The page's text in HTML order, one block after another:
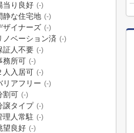
当り良好 (-)
静な住宅地 (-)
ザイナーズ (-)
ノベーション済 (-)
証人不要 (-)
務所可 (-)
人入居可 (-)
リアフリー (-)
割可 (-)
譲タイプ (-)
理人常駐 (-)
望良好 (-)